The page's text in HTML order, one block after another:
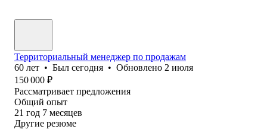
Территориальный менеджер по продажам
60 лет • Был сегодня • Обновлено 2 июля
150 000 ₽
Рассматривает предложения
Общий опыт
21 год 7 месяцев
Другие резюме